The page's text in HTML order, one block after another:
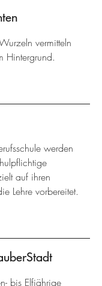
vermitteln
Hintergrund.
werden
auf ihren
Lehre vorbereitet.
bis Elfjährige